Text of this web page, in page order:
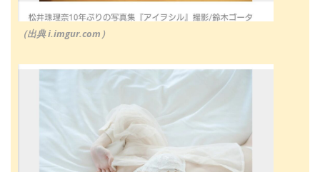
（出典 i.imgur.com）